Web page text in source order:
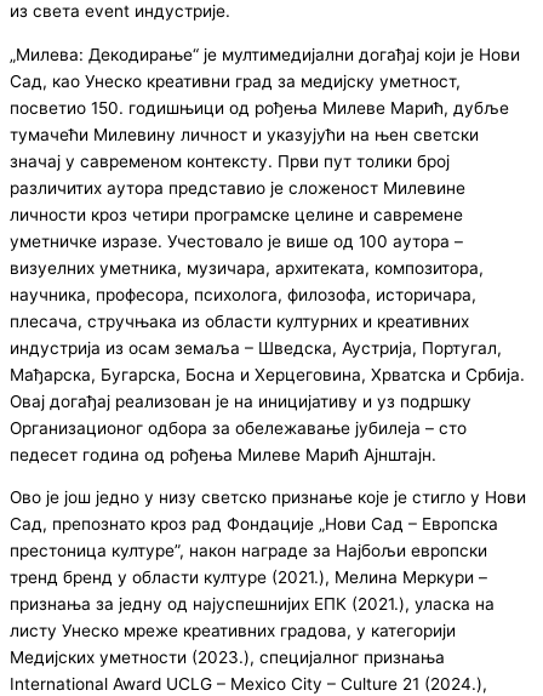
из света event индустрије.
„Милева: Декодирање“ је мултимедијални догађај који је Нови
Сад, као Унеско креативни град за медијску уметност,
посветио 150. годишњици од рођења Милеве Марић, дубље
тумачећи Милевину личност и указујући на њен светски
значај у савременом контексту. Први пут толики број
различитих аутора представио је сложеност Милевине
личности кроз четири програмске целине и савремене
уметничке изразе. Учестовало је више од 100 аутора –
визуелних уметника, музичара, архитеката, композитора,
научника, професора, психолога, филозофа, историчара,
плесача, стручњака из области културних и креативних
индустрија из осам земаља – Шведска, Аустрија, Португал,
Мађарска, Бугарска, Босна и Херцеговина, Хрватска и Србија.
Овај догађај реализован је на иницијативу и уз подршку
Организационог одбора за обележавање јубилеја – сто
педесет година од рођења Милеве Марић Ајнштајн.
Ово је још једно у низу светско признање које је стигло у Нови
Сад, препознато кроз рад Фондације „Нови Сад – Европска
престоница културе”, након награде за Најбољи европски
тренд бренд у области културе (2021.), Мелина Меркури –
признања за једну од најуспешнијих ЕПК (2021.), уласка на
листу Унеско мреже креативних градова, у категорији
Медијских уметности (2023.), специјалног признања
International Award UCLG – Mexico City – Culture 21 (2024.),